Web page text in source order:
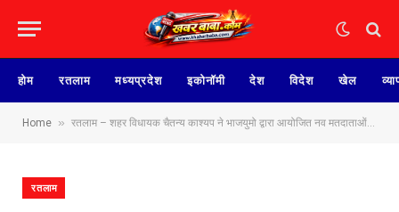
होम रतलाम मध्यप्रदेश इकोनॉमी देश विदेश खेल
Home » रतलाम – शहर विधायक चैतन्य काश्यप ने भाजयुमो द्वारा आयोजित नव मतदाताओं के सम्मेलन में युवाओं को बताई तीन महत्वपूर्ण बातें, गुजरात विधायक और रतलाम जिला प्रभारी केयूरभाई रोकडिया ने कहा- शहर विकास के लिए विधायक चेतन्य काश्यप के प्रयास सराहनीय
रतलाम